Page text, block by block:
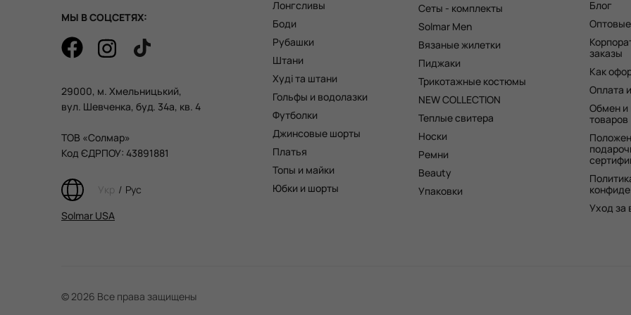
строгий деловой стиль;
уютный домашний образ;
повседневный комфортный лук;
для ярких вечеринок, встреч с друзьями;
для сна и отдыха.
Каждому отдельному элементу одежды уделяется максимум внимания, чтобы наши прекрасные
года. Кроме того, материалы, фурнитура и аксессуары для наших коллекций отличаются высоким
исключительно от проверенных поставщиков.
Преимущества покупок в Solmar
МЫ В СОЦСЕТЯХ:
29000, м. Хмельницький,
вул. Шевченка, буд. 34а, кв. 4
ТОВ «Солмар»
Код ЄДРПОУ: 43891881
Укр / Рус
Solmar USA
Лонгсливы
Боди
Рубашки
Штани
Худі та штани
Гольфы и водолазки
Футболки
Джинсовые шорты
Платья
Топы и майки
Юбки и шорты
Сеты - комплекты
Solmar Men
Вязаные жилетки
Пиджаки
Трикотажные костюмы
NEW COLLECTION
Теплые свитера
Носки
Ремни
Beauty
Упаковки
Блог
заказы
Как
Оплата
Обмен и
товаров
Уход за
© 2026 Все права защищены